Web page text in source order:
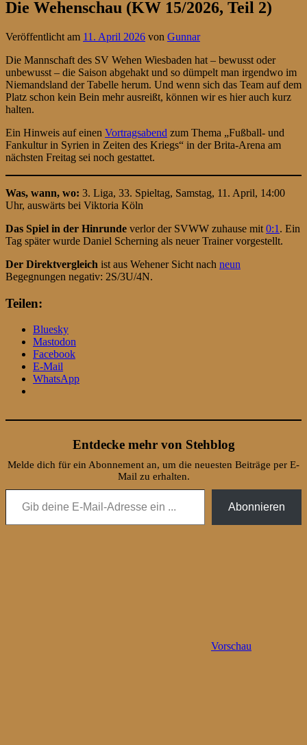
Die Wehenschau (KW 15/2026, Teil 2)
Veröffentlicht am 11. April 2026 von Gunnar
Die Mannschaft des SV Wehen Wiesbaden hat – bewusst oder
unbewusst – die Saison abgehakt und so dümpelt man irgendwo im
Niemandsland der Tabelle herum. Und wenn sich das Team auf dem
Platz schon kein Bein mehr ausreißt, können wir es hier auch kurz
halten.
Ein Hinweis auf einen Vortragsabend zum Thema „Fußball- und
Fankultur in Syrien in Zeiten des Kriegs“ in der Brita-Arena am
nächsten Freitag sei noch gestattet.
Was, wann, wo: 3. Liga, 33. Spieltag, Samstag, 11. April, 14:00
Uhr, auswärts bei Viktoria Köln
Das Spiel in der Hinrunde verlor der SVWW zuhause mit 0:1 . Ein
Tag später wurde Daniel Scherning als neuer Trainer vorgestellt.
Der Direktvergleich ist aus Wehener Sicht nach neun
Begegnungen negativ: 2S/3U/4N.
Teilen:
Bluesky
Mastodon
Facebook
E-Mail
WhatsApp
Entdecke mehr von Stehblog
Melde dich für ein Abonnement an, um die neuesten Beiträge per E-
Mail zu erhalten.
Gib deine E-Mail-Adresse ein ...
Abonnieren
Vorschau